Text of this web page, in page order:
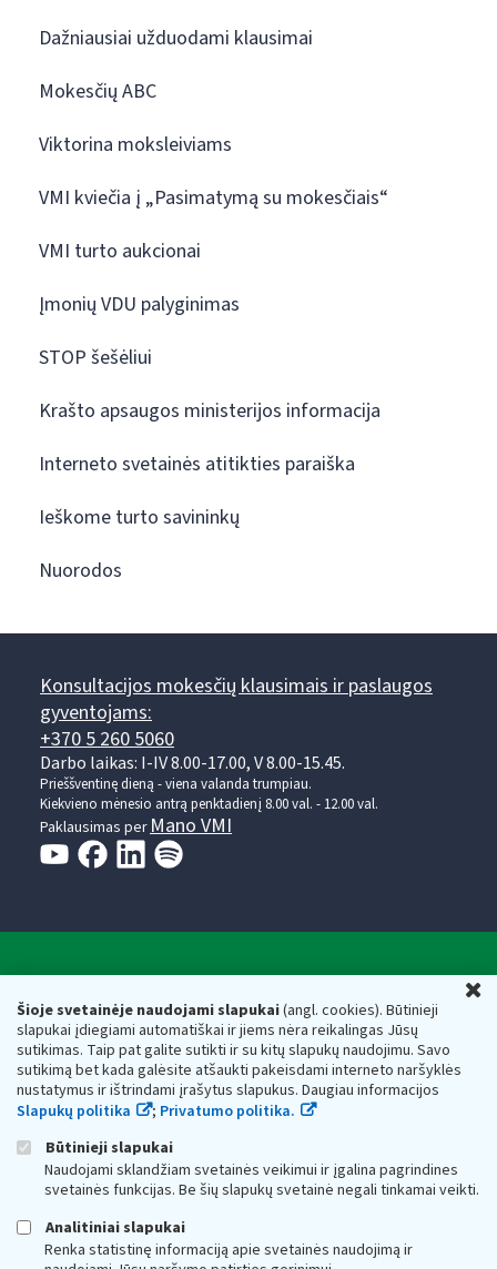
Šioje svetainėje naudojami slapukai(angl. cookies). Būtinieji
slapukai įdiegiami automatiškai ir jiems nėra reikalingas Jūsų
sutikimas. Taip pat galite sutikti ir su kitų slapukų naudojimu. Savo
sutikimą bet kada galėsite atšaukti pakeisdami interneto naršyklės
nustatymus ir ištrindami įrašytus slapukus. Daugiau informacijos
Slapukų politika
; Privatumo politika.
Būtinieji slapukai
Naudojami sklandžiam svetainės veikimui ir įgalina pagrindines
svetainės funkcijas. Be šių slapukų svetainė negali tinkamai veikti.
Analitiniai slapukai
Renka statistinę informaciją apie svetainės naudojimą ir
Dažniausiai užduodami klausimai
Mokesčių ABC
Viktorina moksleiviams
VMI kviečia į „Pasimatymą su mokesčiais“
VMI turto aukcionai
Įmonių VDU palyginimas
STOP šešėliui
Krašto apsaugos ministerijos informacija
Interneto svetainės atitikties paraiška
Ieškome turto savininkų
Nuorodos
Konsultacijos mokesčių klausimais ir paslaugos
gyventojams:
+370 5 260 5060
Darbo laikas: I-IV 8.00-17.00, V 8.00-15.45.
Prieššventinę dieną - viena valanda trumpiau.
Kiekvieno mėnesio antrą penktadienį 8.00 val. - 12.00 val.
Paklausimas per Mano VMI
Respublikos finansų ministerijos
Biudžetinė įstaiga. Juridinio asmens kodas — 188659752,
adresas: Vasario 16-osios g. 14, 01107 Vilnius, Lietuva, el.paštas:
vmi@vmi.lt, E. pristatymo dėžutės adresas 188659752
Duomenys apie Valstybinę mokesčių inspekciją prie Lietuvos
Respublikos finansų ministerijos kaupiami ir saugomi Juridinių